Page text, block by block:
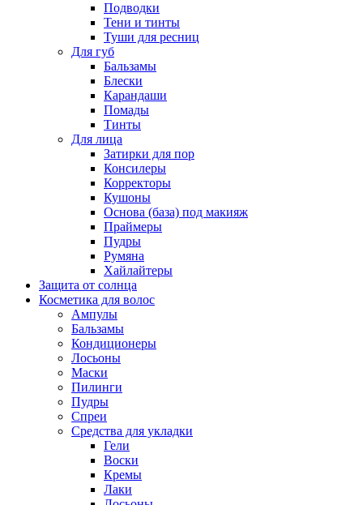
Подводки
Тени и тинты
Туши для ресниц
Для губ
Бальзамы
Блески
Карандаши
Помады
Тинты
Для лица
Затирки для пор
Консилеры
Корректоры
Кушоны
Основа (база) под макияж
Праймеры
Пудры
Румяна
Хайлайтеры
Защита от солнца
Косметика для волос
Ампулы
Бальзамы
Кондиционеры
Лосьоны
Маски
Пилинги
Пудры
Спреи
Средства для укладки
Гели
Воски
Кремы
Лаки